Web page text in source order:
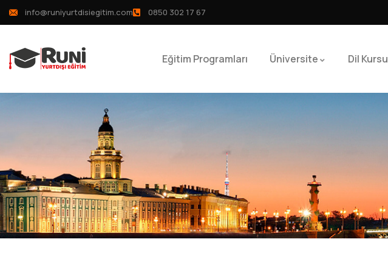
info@runiyurtdisiegitim.com 0850 302 17 67
Eğitim Programları Üniversite Dil Kursu